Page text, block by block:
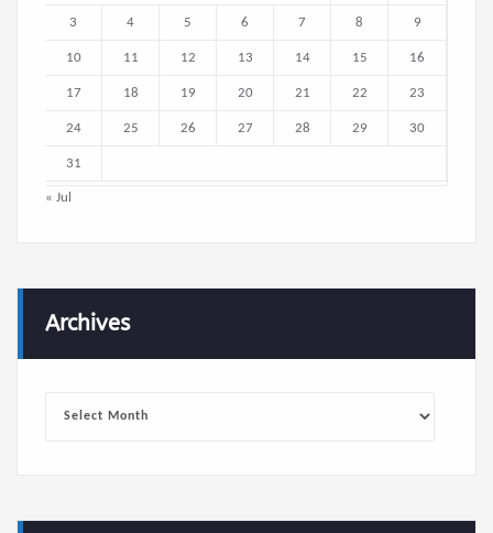
3 4 5 6 7 8 9
10 11 12 13 14 15 16
17 18 19 20 21 22 23
24 25 26 27 28 29 30
31
« Jul
Archives